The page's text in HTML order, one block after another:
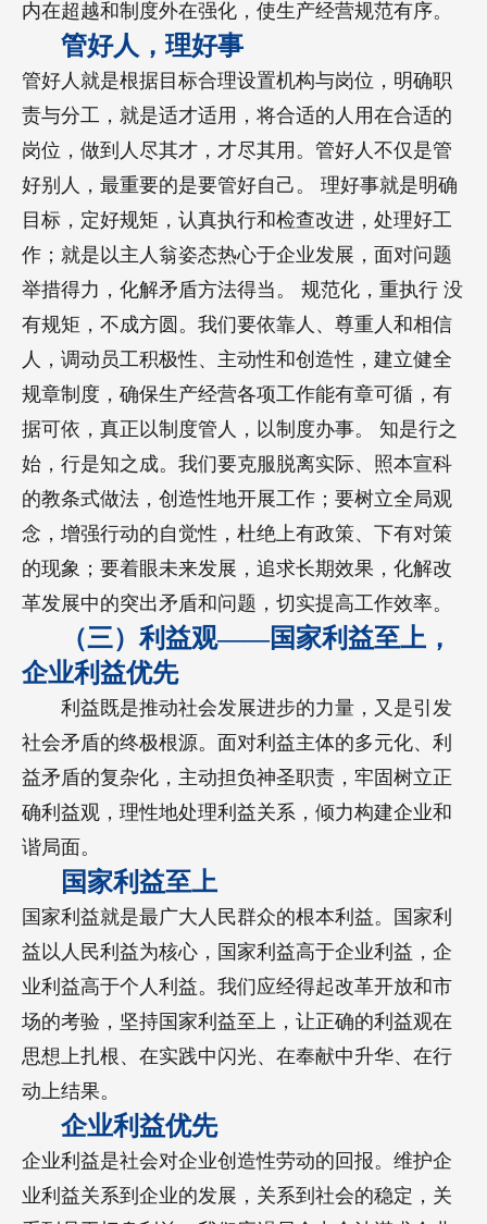
内在超越和制度外在强化，使生产经营规范有序。
管好人，理好事
管好人就是根据目标合理设置机构与岗位，明确职
责与分工，就是适才适用，将合适的人用在合适的
岗位，做到人尽其才，才尽其用。管好人不仅是管
好别人，最重要的是要管好自己。 理好事就是明确
目标，定好规矩，认真执行和检查改进，处理好工
作；就是以主人翁姿态热心于企业发展，面对问题
举措得力，化解矛盾方法得当。 规范化，重执行 没
有规矩，不成方圆。我们要依靠人、尊重人和相信
人，调动员工积极性、主动性和创造性，建立健全
规章制度，确保生产经营各项工作能有章可循，有
据可依，真正以制度管人，以制度办事。 知是行之
始，行是知之成。我们要克服脱离实际、照本宣科
的教条式做法，创造性地开展工作；要树立全局观
念，增强行动的自觉性，杜绝上有政策、下有对策
的现象；要着眼未来发展，追求长期效果，化解改
革发展中的突出矛盾和问题，切实提高工作效率。
（三）利益观——国家利益至上，
企业利益优先
利益既是推动社会发展进步的力量，又是引发
社会矛盾的终极根源。面对利益主体的多元化、利
益矛盾的复杂化，主动担负神圣职责，牢固树立正
确利益观，理性地处理利益关系，倾力构建企业和
谐局面。
国家利益至上
国家利益就是最广大人民群众的根本利益。国家利
益以人民利益为核心，国家利益高于企业利益，企
业利益高于个人利益。我们应经得起改革开放和市
场的考验，坚持国家利益至上，让正确的利益观在
思想上扎根、在实践中闪光、在奉献中升华、在行
动上结果。
企业利益优先
企业利益是社会对企业创造性劳动的回报。维护企
业利益关系到企业的发展，关系到社会的稳定，关